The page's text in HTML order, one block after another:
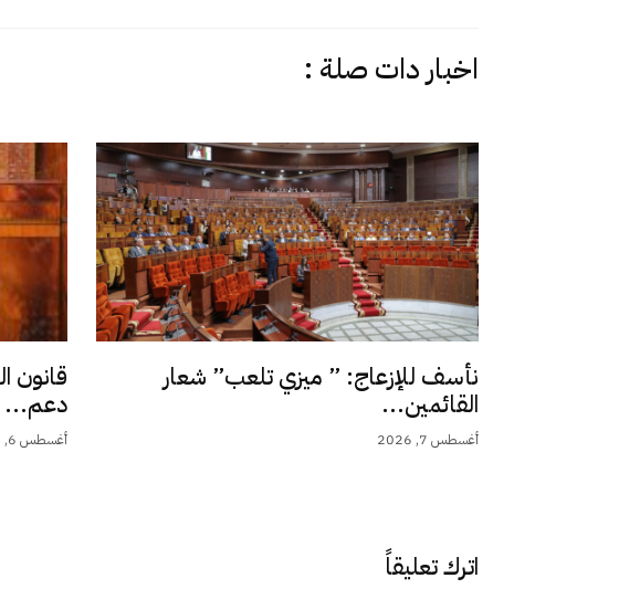
اخبار دات صلة :
نأسف للإزعاج: ” ميزي تلعب” شعار
القائمين...
أغسطس 7, 2026
دعم...
أغسطس 6, 2026
اترك تعليقاً